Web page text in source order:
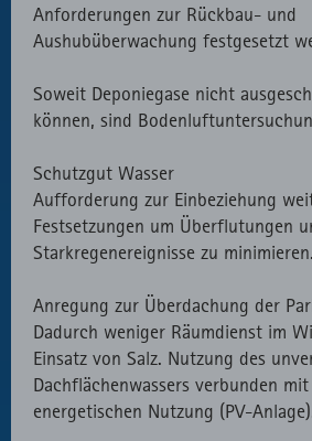
Anforderungen zur Rückbau- und
Aushubüberwachung festgesetzt
Soweit Deponiegase nicht
können, sind
Schutzgut Wasser
Aufforderung zur Einbeziehung
Festsetzungen um Überflutungen
Starkregenereignisse zu minimieren.
Anregung zur Überdachung der
Dadurch weniger Räumdienst im
Einsatz von Salz. Nutzung des
Dachflächenwassers verbunden
energetischen Nutzung (PV-